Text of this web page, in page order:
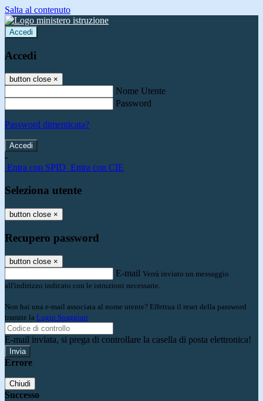
Salta al contenuto
Accedi
Accedi
button close ×
Nome Utente
Password
Password dimenticata?
-
Entra con SPID Entra con CIE
Seleziona utente
button close ×
Recupero password
button close ×
E-mail Verrà inviato un messaggio
all'indirizzo indicato con le istruzioni necessarie.
Non hai una e-mail associata al nome utente? Effettua il reset della password
tramite la Login Spaggiari
E-mail inviata, si prega di controllare la casella di posta elettronica!
Errore
Chiudi
Successo